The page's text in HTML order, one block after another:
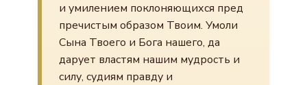
и умилением поклоняющихся пред
пречистым образом Твоим. Умоли
Сына Твоего и Бога нашего, да
дарует властям нашим мудрость и
силу, судиям правду и